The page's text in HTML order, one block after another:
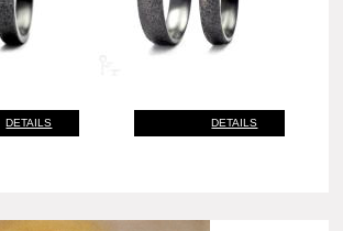
DETAILS DETAILS